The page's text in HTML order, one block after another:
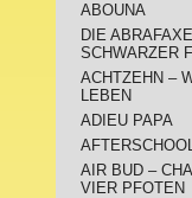
ABOUNA
DIE
SCHWARZER
ACHTZEHN –
LEBEN
ADIEU PAPA
AIR BUD –
VIER PFOTEN